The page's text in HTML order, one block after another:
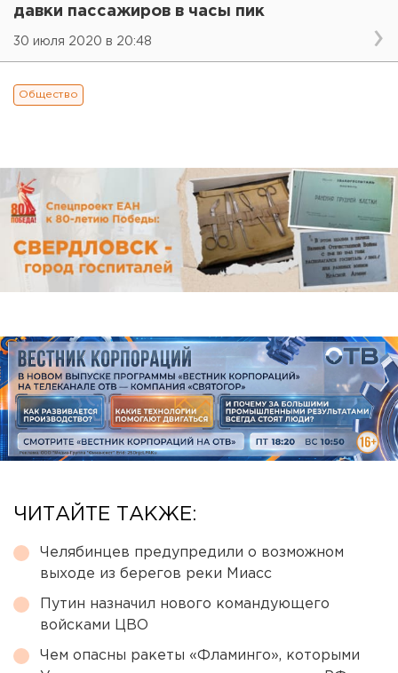
давки пассажиров в часы пик
30 июля 2020 в 20:48
Общество
ЧИТАЙТЕ ТАКЖЕ:
Челябинцев предупредили о возможном
выходе из берегов реки Миасс
Путин назначил нового командующего
войсками ЦВО
Чем опасны ракеты «Фламинго», которыми